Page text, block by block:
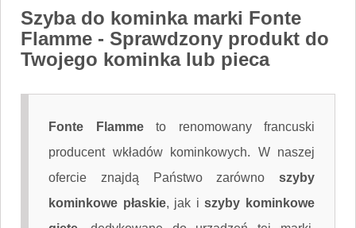
Szyba do kominka marki Fonte
Flamme - Sprawdzony produkt do
Twojego kominka lub pieca
Fonte Flammeto renomowany francuski
producent wkładów kominkowych. W naszej
ofercie znajdą Państwo zarówno szyby
kominkowe płaskie, jak iszyby kominkowe